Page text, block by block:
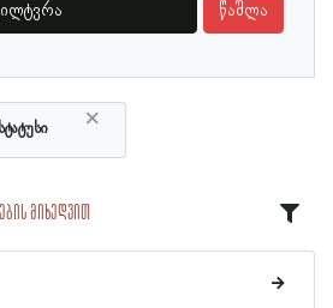
წაშლა
×
სტატუსი
მიხედვით